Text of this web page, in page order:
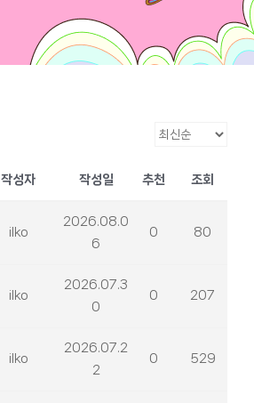
작성자 작성일 추천 조회
ilko
2026.08.0
6
0 80
ilko
2026.07.3
0
0 207
ilko
2026.07.2
2
0 529